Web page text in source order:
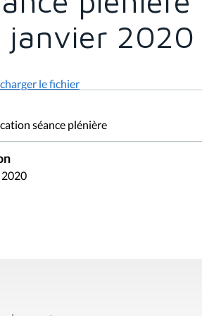
janvier 2020
le fichier
séance plénière